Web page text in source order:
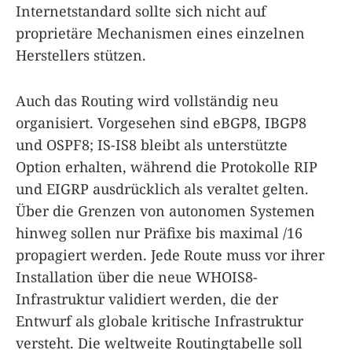
Internetstandard sollte sich nicht auf
proprietäre Mechanismen eines einzelnen
Herstellers stützen.
Auch das Routing wird vollständig neu
organisiert. Vorgesehen sind eBGP8, IBGP8
und OSPF8; IS-IS8 bleibt als unterstützte
Option erhalten, während die Protokolle RIP
und EIGRP ausdrücklich als veraltet gelten.
Über die Grenzen von autonomen Systemen
hinweg sollen nur Präfixe bis maximal /16
propagiert werden. Jede Route muss vor ihrer
Installation über die neue WHOIS8-
Infrastruktur validiert werden, die der
Entwurf als globale kritische Infrastruktur
versteht. Die weltweite Routingtabelle soll